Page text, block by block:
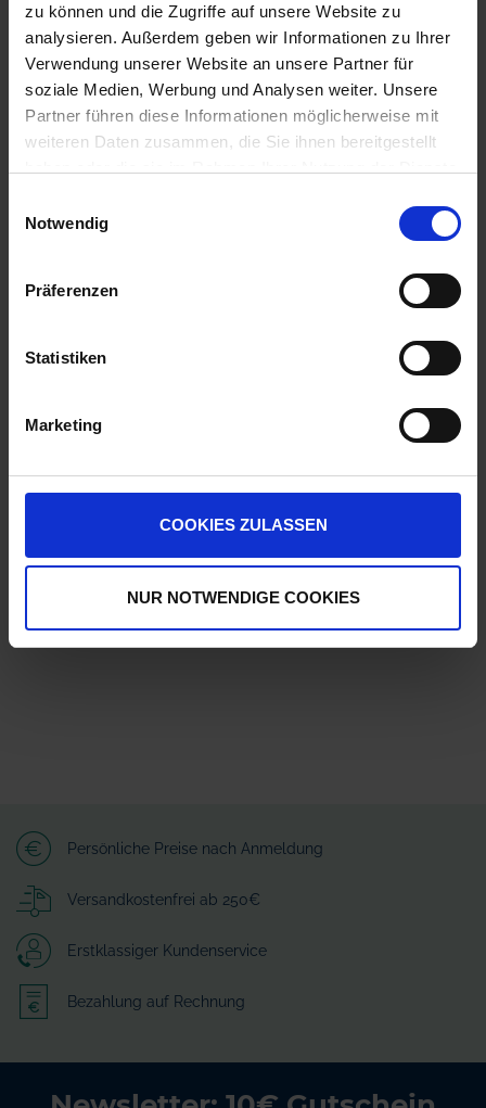
zu können und die Zugriffe auf unsere Website zu
analysieren. Außerdem geben wir Informationen zu Ihrer
Verwendung unserer Website an unsere Partner für
soziale Medien, Werbung und Analysen weiter. Unsere
Partner führen diese Informationen möglicherweise mit
weiteren Daten zusammen, die Sie ihnen bereitgestellt
Notwendig
Präferenzen
Statistiken
Marketing
COOKIES ZULASSEN
NUR NOTWENDIGE COOKIES
Anmelden für Ihren persönlichen Preis
50,78 € / St
50,78 € pro 1 Stück
ab Donnerstag, 13. August 2026
Menge
QTY_CONTROL_DECREASE
Herstellerinformationen (GPSR)
Wilhelm Fricke SE
Zum Kreuzkamp 7
27404 Heeslingen
Persönliche Preise nach Anmeldung
Versandkostenfrei ab 250€
Erstklassiger Kundenservice
Bezahlung auf Rechnung